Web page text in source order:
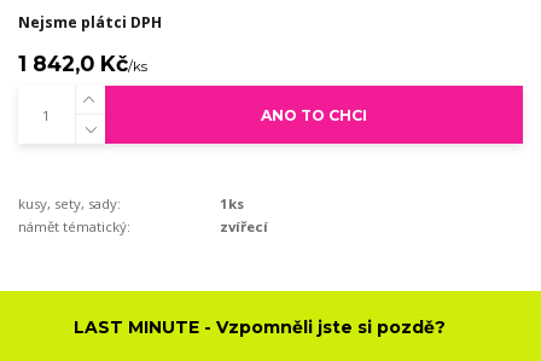
Nejsme plátci DPH
1 842,0 Kč/ks
ANO TO CHCI
kusy, sety, sady:
1ks
námět tématický:
zvířecí
LAST MINUTE - Vzpomněli jste si pozdě?